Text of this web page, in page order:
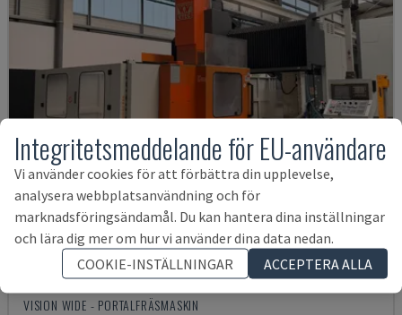
VISION
VISION WIDE - PORTALFRÄSMASKIN
Integritetsmeddelande för EU-användare
Vi använder cookies för att förbättra din upplevelse,
analysera webbplatsanvändning och för
marknadsföringsändamål. Du kan hantera dina inställningar
och lära dig mer om hur vi använder dina data nedan.
COOKIE-INSTÄLLNINGAR
ACCEPTERA ALLA